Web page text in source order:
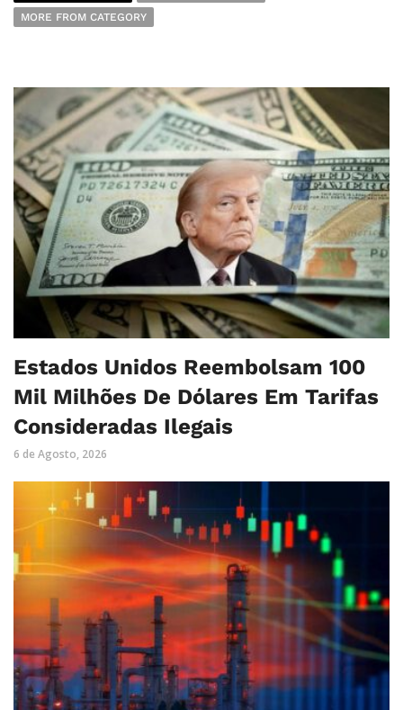
MORE FROM CATEGORY
Estados Unidos Reembolsam 100
Mil Milhões De Dólares Em Tarifas
Consideradas Ilegais
6 de Agosto, 2026